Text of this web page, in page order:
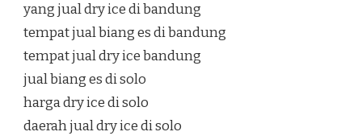
yang jual dry ice di bandung
tempat jual biang es di bandung
tempat jual dry ice bandung
jual biang es di solo
harga dry ice di solo
daerah jual dry ice di solo